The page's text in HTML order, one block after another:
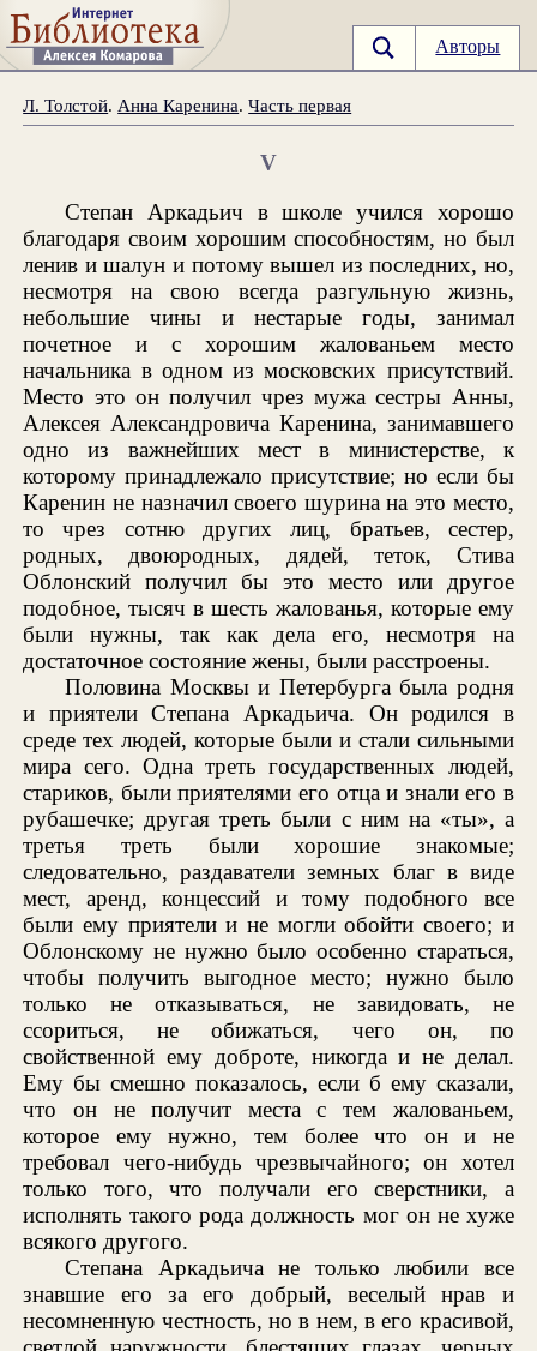
Авторы
Л. Толстой. Анна Каренина.Часть первая
V
Степан Аркадьич в школе учился хорошо
благодаря своим хорошим способностям, но был
ленив и шалун и потому вышел из последних, но,
несмотря на свою всегда разгульную жизнь,
небольшие чины и нестарые годы, занимал
почетное и с хорошим жалованьем место
начальника в одном из московских присутствий.
Место это он получил чрез мужа сестры Анны,
Алексея Александровича Каренина, занимавшего
одно из важнейших мест в министерстве, к
которому принадлежало присутствие; но если бы
Каренин не назначил своего шурина на это место,
то чрез сотню других лиц, братьев, сестер,
родных, двоюродных, дядей, теток, Стива
Облонский получил бы это место или другое
подобное, тысяч в шесть жалованья, которые ему
были нужны, так как дела его, несмотря на
достаточное состояние жены, были расстроены.
Половина Москвы и Петербурга была родня
и приятели Степана Аркадьича. Он родился в
среде тех людей, которые были и стали сильными
мира сего. Одна треть государственных людей,
стариков, были приятелями его отца и знали его в
рубашечке; другая треть были с ним на «ты», а
третья треть были хорошие знакомые;
следовательно, раздаватели земных благ в виде
мест, аренд, концессий и тому подобного все
были ему приятели и не могли обойти своего; и
Облонскому не нужно было особенно стараться,
чтобы получить выгодное место; нужно было
только не отказываться, не завидовать, не
ссориться, не обижаться, чего он, по
свойственной ему доброте, никогда и не делал.
Ему бы смешно показалось, если б ему сказали,
что он не получит места с тем жалованьем,
которое ему нужно, тем более что он и не
требовал чего-нибудь чрезвычайного; он хотел
только того, что получали его сверстники, а
исполнять такого рода должность мог он не хуже
всякого другого.
Степана Аркадьича не только любили все
знавшие его за его добрый, веселый нрав и
несомненную честность, но в нем, в его красивой,